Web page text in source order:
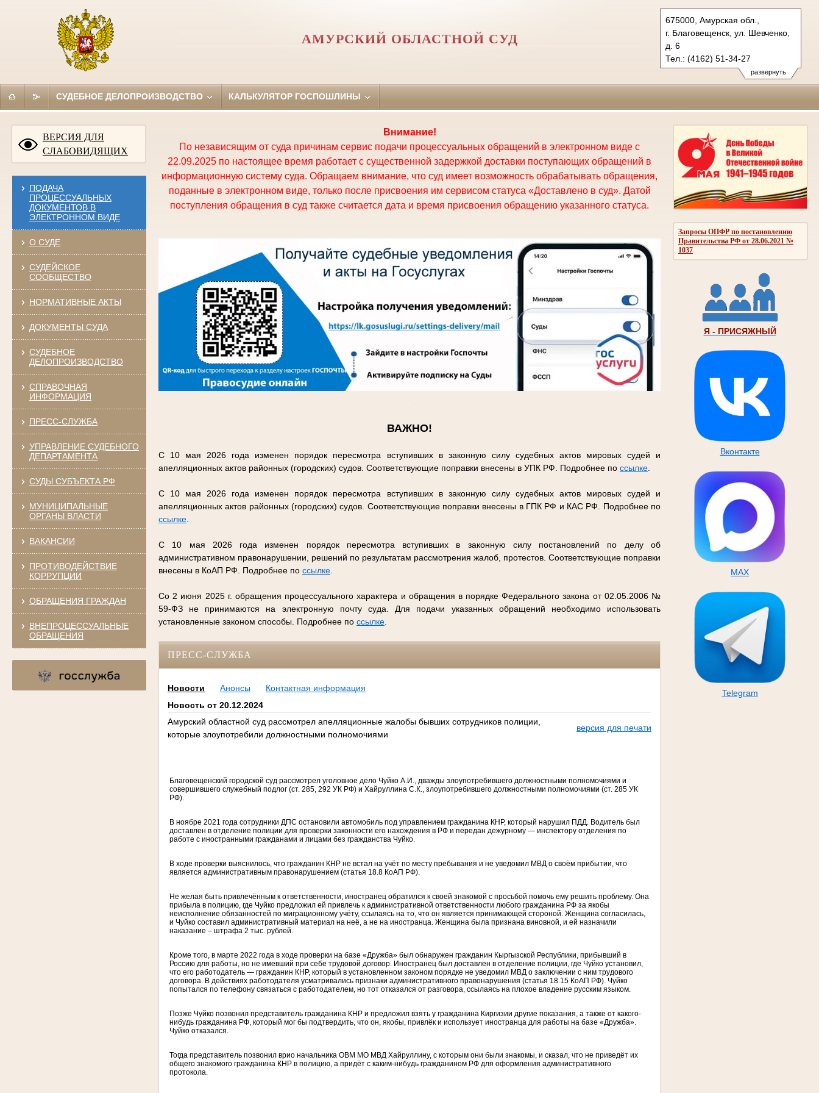
развернуть
675000, Амурская обл.,
г. Благовещенск, ул. Шевченко,
д. 6
Тел.: (4162) 51-34-27
oblsud.amr@sudrf.ru
АМУРСКИЙ ОБЛАСТНОЙ СУД
СУДЕБНОЕ ДЕЛОПРОИЗВОДСТВО КАЛЬКУЛЯТОР ГОСПОШЛИНЫ
ВЕРСИЯ ДЛЯ
СЛАБОВИДЯЩИХ
ПОДАЧА
ПРОЦЕССУАЛЬНЫХ
ДОКУМЕНТОВ В
ЭЛЕКТРОННОМ ВИДЕ
О СУДЕ
СУДЕЙСКОЕ
СООБЩЕСТВО
НОРМАТИВНЫЕ АКТЫ
ДОКУМЕНТЫ СУДА
СУДЕБНОЕ
ДЕЛОПРОИЗВОДСТВО
СПРАВОЧНАЯ
ИНФОРМАЦИЯ
ПРЕСС-СЛУЖБА
УПРАВЛЕНИЕ СУДЕБНОГО
ДЕПАРТАМЕНТА
СУДЫ СУБЪЕКТА РФ
МУНИЦИПАЛЬНЫЕ
ОРГАНЫ ВЛАСТИ
ВАКАНСИИ
ПРОТИВОДЕЙСТВИЕ
КОРРУПЦИИ
ОБРАЩЕНИЯ ГРАЖДАН
ВНЕПРОЦЕССУАЛЬНЫЕ
ОБРАЩЕНИЯ
Запросы ОПФР по постановлению
Правительства РФ от 28.06.2021 №
1037
Я - ПРИСЯЖНЫЙ
Вконтакте
MAX
Telegram
Внимание!
По независящим от суда причинам сервис подачи процессуальных обращений в электронном виде с
22.09.2025 по настоящее время работает с существенной задержкой доставки поступающих обращений в
информационную систему суда. Обращаем внимание, что суд имеет возможность обрабатывать обращения,
поданные в электронном виде, только после присвоения им сервисом статуса «Доставлено в суд». Датой
поступления обращения в суд также считается дата и время присвоения обращению указанного статуса.
ВАЖНО!
С 10 мая 2026 года изменен порядок пересмотра вступивших в законную силу судебных актов мировых судей и
апелляционных актов районных (городских) судов. Соответствующие поправки внесены в УПК РФ. Подробнее по ссылке.
С 10 мая 2026 года изменен порядок пересмотра вступивших в законную силу судебных актов мировых судей и
апелляционных актов районных (городских) судов. Соответствующие поправки внесены в ГПК РФ и КАС РФ. Подробнее по
ссылке.
С 10 мая 2026 года изменен порядок пересмотра вступивших в законную силу постановлений по делу об
административном правонарушении, решений по результатам рассмотрения жалоб, протестов. Соответствующие поправки
внесены в КоАП РФ. Подробнее по ссылке.
Со 2 июня 2025 г. обращения процессуального характера и обращения в порядке Федерального закона от 02.05.2006 №
59-ФЗ не принимаются на электронную почту суда. Для подачи указанных обращений необходимо использовать
установленные законом способы. Подробнее по ссылке.
ПРЕСС-СЛУЖБА
Новости Анонсы
Контактная информация
Новость от 20.12.2024
Амурский областной суд рассмотрел апелляционные жалобы бывших сотрудников полиции,
которые злоупотребили должностными полномочиями
версия для печати
Благовещенский городской суд рассмотрел уголовное дело Чуйко А.И., дважды злоупотребившего должностными полномочиями и
совершившего служебный подлог (ст. 285, 292 УК РФ) и Хайруллина С.К., злоупотребившего должностными полномочиями (ст. 285 УК
РФ).
В ноябре 2021 года сотрудники ДПС остановили автомобиль под управлением гражданина КНР, который нарушил ПДД. Водитель был
доставлен в отделение полиции для проверки законности его нахождения в РФ и передан дежурному — инспектору отделения по
работе с иностранными гражданами и лицами без гражданства Чуйко.
В ходе проверки выяснилось, что гражданин КНР не встал на учёт по месту пребывания и не уведомил МВД о своём прибытии, что
является административным правонарушением (статья 18.8 КоАП РФ).
Не желая быть привлечённым к ответственности, иностранец обратился к своей знакомой с просьбой помочь ему решить проблему. Она
прибыла в полицию, где Чуйко предложил ей привлечь к административной ответственности любого гражданина РФ за якобы
неисполнение обязанностей по миграционному учёту, ссылаясь на то, что он является принимающей стороной. Женщина согласилась,
и Чуйко составил административный материал на неё, а не на иностранца. Женщина была признана виновной, и ей назначили
наказание – штрафа 2 тыс. рублей.
Кроме того, в марте 2022 года в ходе проверки на базе «Дружба» был обнаружен гражданин Кыргызской Республики, прибывший в
Россию для работы, но не имевший при себе трудовой договор. Иностранец был доставлен в отделение полиции, где Чуйко установил,
что его работодатель — гражданин КНР, который в установленном законом порядке не уведомил МВД о заключении с ним трудового
договора. В действиях работодателя усматривались признаки административного правонарушения (статья 18.15 КоАП РФ). Чуйко
попытался по телефону связаться с работодателем, но тот отказался от разговора, ссылаясь на плохое владение русским языком.
Позже Чуйко позвонил представитель гражданина КНР и предложил взять у гражданина Киргизии другие показания, а также от какого-
нибудь гражданина РФ, который мог бы подтвердить, что он, якобы, привлёк и использует иностранца для работы на базе «Дружба».
Чуйко отказался.
Тогда представитель позвонил врио начальника ОВМ МО МВД Хайруллину, с которым они были знакомы, и сказал, что не приведёт их
общего знакомого гражданина КНР в полицию, а придёт с каким-нибудь гражданином РФ для оформления административного
протокола.